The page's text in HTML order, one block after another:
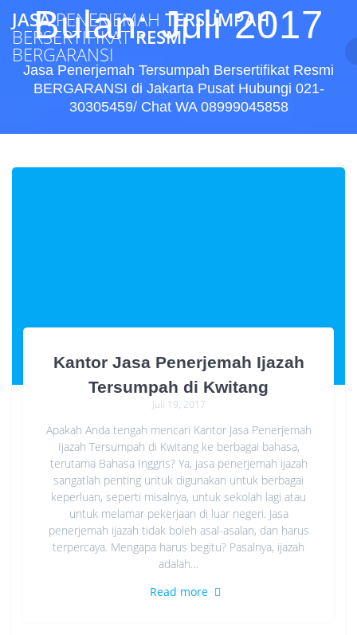
to
content
JASAPENERJEMAH TERSUMPAH
BERSERTIFIKATRESMI
BERGARANSI
Bulan:Juli 2017
Jasa Penerjemah Tersumpah Bersertifikat Resmi
BERGARANSI di Jakarta Pusat Hubungi 021-
30305459/ Chat WA 08999045858
Kantor Jasa Penerjemah Ijazah
Tersumpah di Kwitang
Juli 19, 2017
Apakah Anda tengah mencari Kantor Jasa Penerjemah
Ijazah Tersumpah di Kwitang ke berbagai bahasa,
terutama Bahasa Inggris? Ya, jasa penerjemah ijazah
sangatlah penting untuk digunakan untuk berbagai
keperluan, seperti misalnya, untuk sekolah lagi atau
untuk melamar pekerjaan di luar negeri. Jasa
penerjemah ijazah tidak boleh asal-asalan, dan harus
terpercaya. Mengapa harus begitu? Pasalnya, ijazah
adalah…
Read more